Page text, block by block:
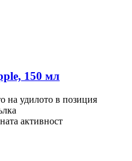
150 мл
на удилото в позиция
активност